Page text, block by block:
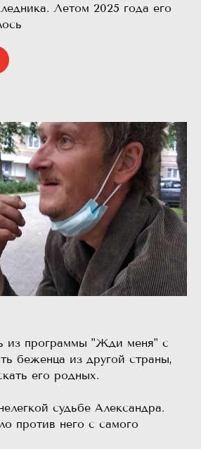
Летом 2025 года его
из программы "Жди меня" с
беженца из другой страны,
его родных.
судьбе Александра.
против него с самого